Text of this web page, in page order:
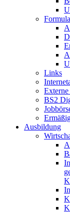
Links
BS2
Ausbildung